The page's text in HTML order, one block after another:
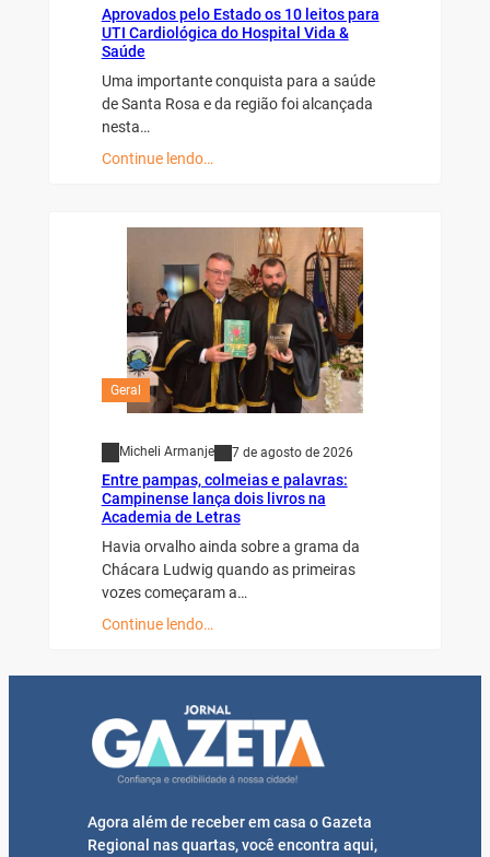
Aprovados pelo Estado os 10 leitos para
UTI Cardiológica do Hospital Vida &
Saúde
Uma importante conquista para a saúde
de Santa Rosa e da região foi alcançada
nesta…
Continue lendo…
Geral
Micheli Armanje 7 de agosto de 2026
Entre pampas, colmeias e palavras:
Campinense lança dois livros na
Academia de Letras
Havia orvalho ainda sobre a grama da
Chácara Ludwig quando as primeiras
vozes começaram a…
Continue lendo…
Agora além de receber em casa o Gazeta
Regional nas quartas, você encontra aqui,